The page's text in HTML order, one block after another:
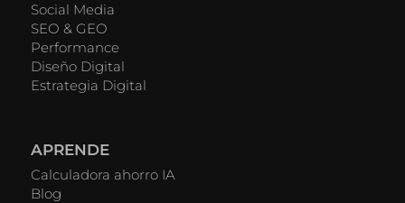
Social Media
SEO & GEO
Performance
Diseño Digital
Estrategia Digital
APRENDE
Calculadora ahorro IA
Blog